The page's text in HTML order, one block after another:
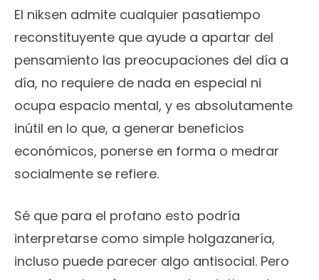
El niksen admite cualquier pasatiempo
reconstituyente que ayude a apartar del
pensamiento las preocupaciones del día a
día, no requiere de nada en especial ni
ocupa espacio mental, y es absolutamente
inútil en lo que, a generar beneficios
económicos, ponerse en forma o medrar
socialmente se refiere.
Sé que para el profano esto podría
interpretarse como simple holgazanería,
incluso puede parecer algo antisocial. Pero